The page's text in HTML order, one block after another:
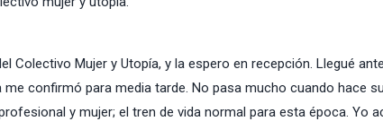
Colectivo Mujer y Utopía, y la espero en recepción. Llegué
confirmó para media tarde. No pasa mucho cuando hace
y mujer; el tren de vida normal para esta época. Yo